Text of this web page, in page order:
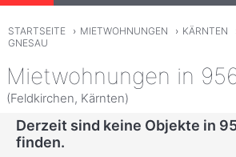
STARTSEITE › MIETWOHNUNGEN › KÄRNTEN
GNESAU
Mietwohnungen in
(Feldkirchen, Kärnten)
Derzeit sind keine Objekte in
finden.